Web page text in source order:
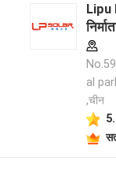
Lipu
al
,चीन